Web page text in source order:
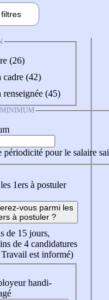
filtres
(26)
cadre (42)
renseignée (45)
MINIMUM
périodicité pour le salaire
1ers à postuler
vous parmi les
à postuler ?
de 15 jours,
de 4 candidatures
est informé)
handi-